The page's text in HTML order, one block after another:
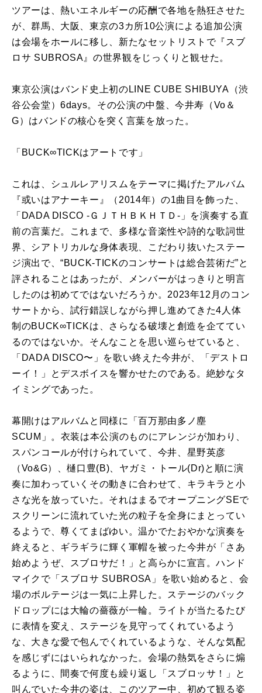
ツアーは、熱いエネルギーの応酬で各地を熱狂させた
が、群馬、大阪、東京の3カ所10公演による追加公演
は会場をホールに移し、新たなセットリストで『スブ
ロサ SUBROSA』の世界観をじっくりと観せた。
東京公演はバンド史上初のLINE CUBE SHIBUYA（渋
谷公会堂）6days。その公演の中盤、今井寿（Vo＆
G）はバンドの核心を突く言葉を放った。
「BUCK∞TICKはアートです」
これは、シュルレアリスムをテーマに掲げたアルバム
『或いはアナーキー』（2014年）の1曲目を飾った、
「DADA DISCO -ＧＪＴＨＢＫＨＴＤ-」を演奏する直
前の言葉だ。これまで、多様な音楽性や詩的な歌詞世
界、シアトリカルな身体表現、こだわり抜いたステー
ジ演出で、“BUCK-TICKのコンサートは総合芸術だ”と
評されることはあったが、メンバーがはっきりと明言
したのは初めてではないだろうか。2023年12月のコン
サートから、試行錯誤しながら押し進めてきた4人体
制のBUCK∞TICKは、さらなる破壊と創造を企ててい
るのではないか。そんなことを思い巡らせていると、
「DADA DISCO〜」を歌い終えた今井が、「デストロ
ーイ！」とデスボイスを響かせたのである。絶妙なタ
イミングであった。
幕開けはアルバムと同様に「百万那由多ノ塵
SCUM」。衣装は本公演のものにアレンジが加わり、
スパンコールが付けられていて、今井、星野英彦
（Vo&G）、樋口豊(B)、ヤガミ・トール(Dr)と順に演
奏に加わっていくその動きに合わせて、キラキラと小
さな光を放っていた。それはまるでオープニングSEで
スクリーンに流れていた光の粒子を全身にまとってい
るようで、尊くてまばゆい。温かでたおやかな演奏を
終えると、ギラギラに輝く軍帽を被った今井が「さあ
始めようぜ、スブロサだ！」と高らかに宣言。ハンド
マイクで「スブロサ SUBROSA」を歌い始めると、会
場のボルテージは一気に上昇した。ステージのバック
ドロップには大輪の薔薇が一輪。ライトが当たるたび
に表情を変え、ステージを見守ってくれているよう
な、大きな愛で包んでくれているような、そんな気配
を感じずにはいられなかった。会場の熱気をさらに煽
るように、間奏で何度も繰り返し「スブロッサ！」と
叫んでいた今井の姿は、このツアー中、初めて観る姿